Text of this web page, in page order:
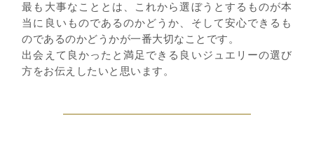
最も大事なこととは、これから選ぼうとするものが本
当に良いものであるのかどうか、そして安心できるも
のであるのかどうかが一番大切なことです。
出会えて良かったと満足できる良いジュエリーの選び
方をお伝えしたいと思います。